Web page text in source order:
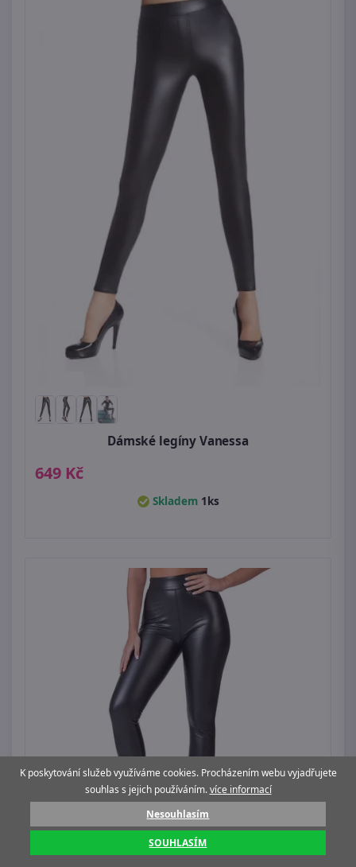
Dámské legíny Vanessa
649 Kč
Skladem 1ks
K poskytování služeb využíváme cookies. Procházením webu vyjadřujete
souhlas s jejich používáním.více informací
Nesouhlasím
SOUHLASÍM